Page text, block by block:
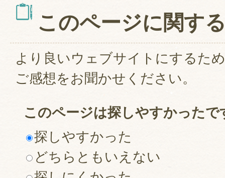
このページに関す
より良いウェブサイトにするた
ご感想をお聞かせください。
このページは探しやすかったで
探しやすかった
どちらともいえない